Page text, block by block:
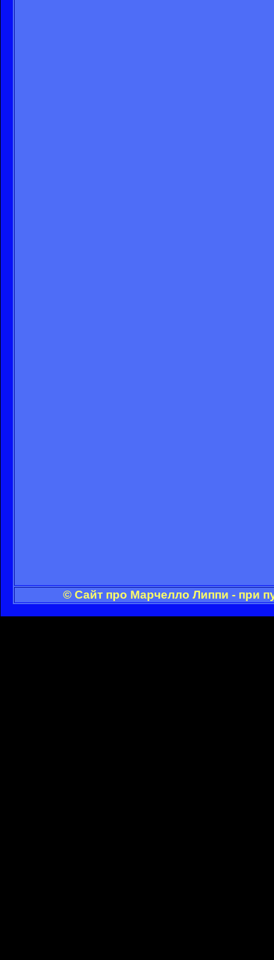
© Сайт про Марчелло Липпи - при